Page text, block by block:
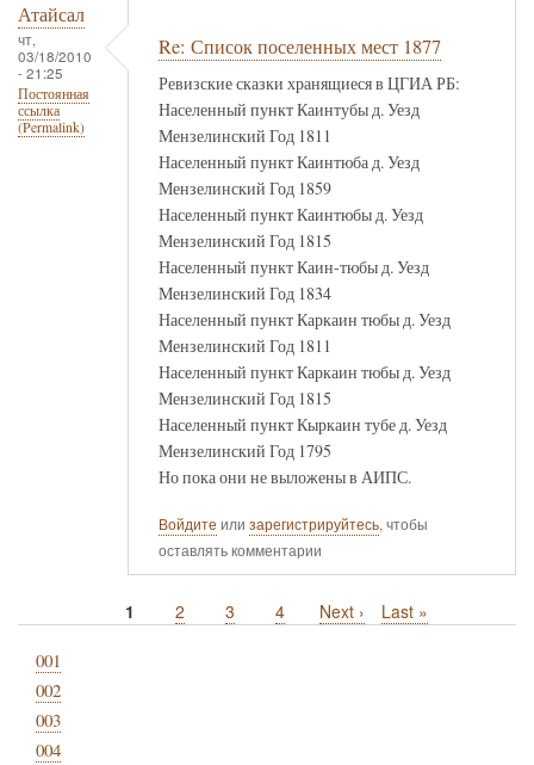
Атайсал
чт,
03/18/2010
- 21:25
Постоянная
ссылка
(Permalink)
Re: Список поселенных мест 1877
Ревизские сказки хранящиеся в ЦГИА РБ:
Населенный пункт Каинтубы д. Уезд
Мензелинский Год 1811
Населенный пункт Каинтюба д. Уезд
Мензелинский Год 1859
Населенный пункт Каинтюбы д. Уезд
Мензелинский Год 1815
Населенный пункт Каин-тюбы д. Уезд
Мензелинский Год 1834
Населенный пункт Каркаин тюбы д. Уезд
Мензелинский Год 1811
Населенный пункт Каркаин тюбы д. Уезд
Мензелинский Год 1815
Населенный пункт Кыркаин тубе д. Уезд
Мензелинский Год 1795
Но пока они не выложены в АИПС.
Войдите или зарегистрируйтесь, чтобы
оставлять комментарии
Нумерация
страниц
Текущая
1 Page
2 Page
3 Page
4
Следующая
Next ›
Последняя
Last »
001
002
003
004